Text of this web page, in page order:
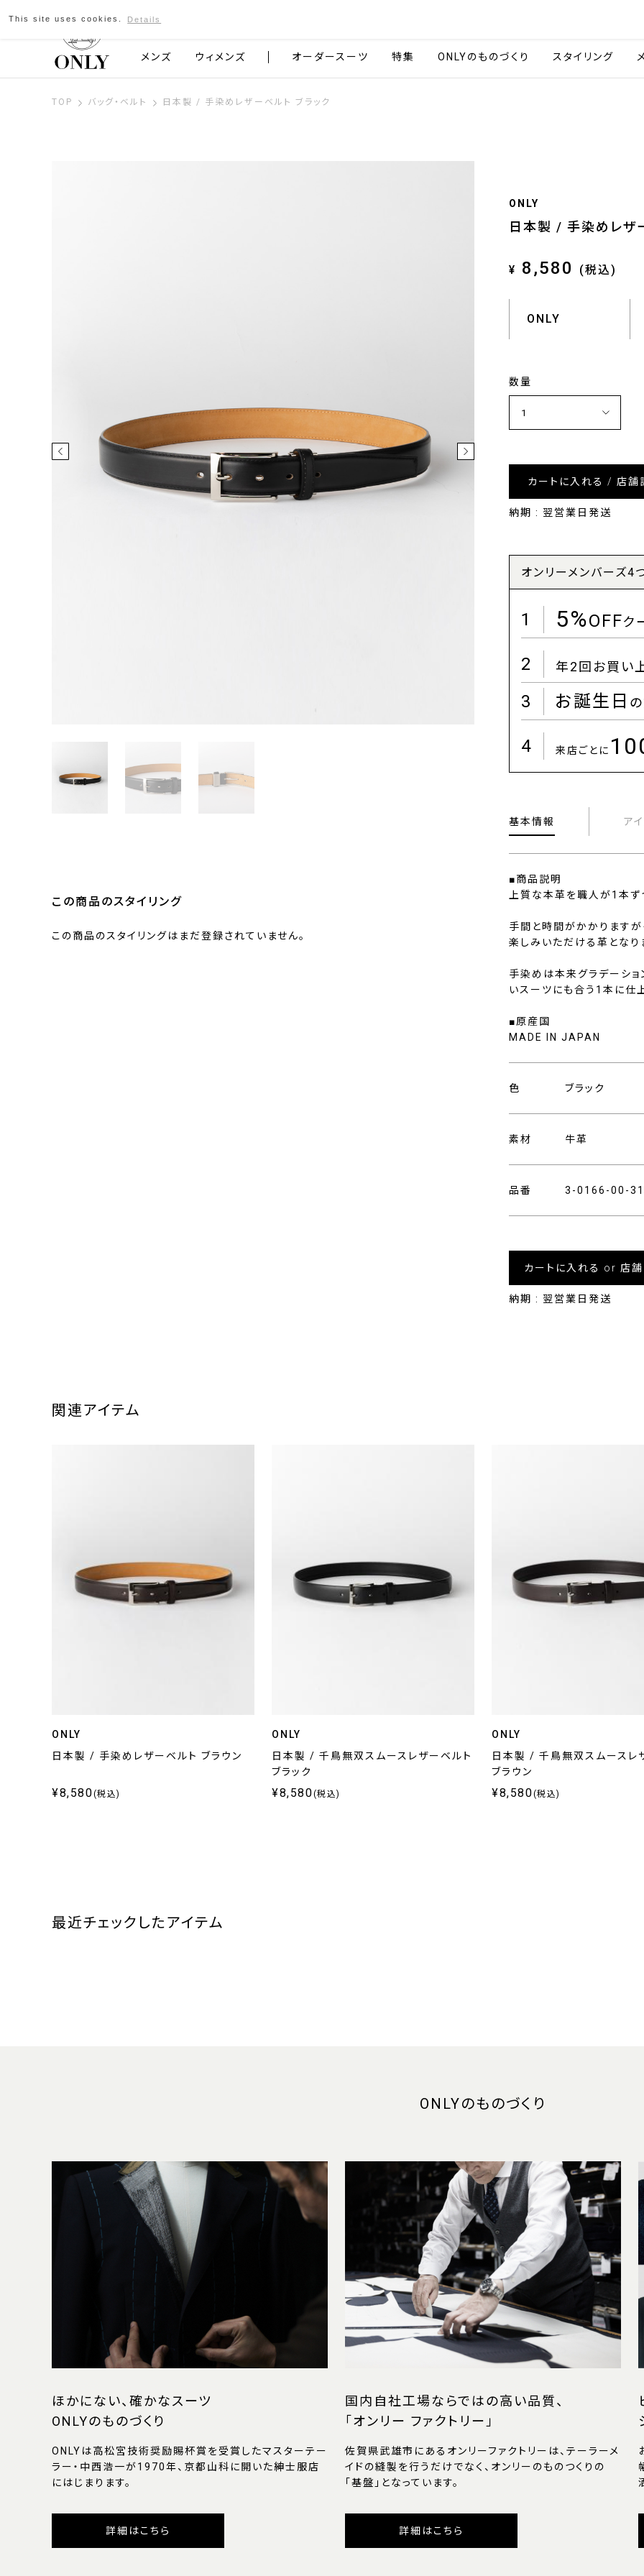
京都発のスーツブランド ONLY
メンズ ウィメンズ オーダースーツ 特集 ONLYのものづくり スタイリング
TOP バッグ・ベルト 日本製 / 手染めレザーベルト ブラック
ONLY
日本製 / 手染めレザ
¥ 8,580 (税込)
ONLY
数量
カートに入れる / 店舗
納期 : 翌営業日発送
オンリーメンバーズ4
1 5%OFFク
2 年2回お買い
3 お誕生日
4 来店ごとに
基本情報 ア
■商品説明
上質な本革を職人が1本ず
手間と時間がかかります
楽しみいただける革となり
手染めは本来グラデーショ
いスーツにも合う1本に仕
■原産国
MADE IN JAPAN
色 ブラック
素材 牛革
品番 3-0166-00-
カートに入れる or 店舗
納期 : 翌営業日発送
この商品のスタイリング
この商品のスタイリングはまだ登録されていません。
関連アイテム
ONLY
日本製 / 手染めレザーベルト ブラウン
¥8,580(税込)
ONLY
日本製 / 千鳥無双スムースレザーベルト
ブラック
¥8,580(税込)
ONLY
日本製 / 千鳥無双スムースレ
ブラウン
¥8,580(税込)
最近チェックしたアイテム
ONLYのものづくり
ほかにない、確かなスーツ
ONLYのものづくり
ONLYは高松宮技術奨励賜杯賞を受賞したマスターテー
ラー・中西浩一が1970年、京都山科に開いた紳士服店
にはじまります。
詳細はこちら
国内自社工場ならではの高い品質、
「オンリー ファクトリー」
佐賀県武雄市にあるオンリーファクトリーは、テーラーメ
イドの縫製を行うだけでなく、オンリーのものつくりの
「基盤」となっています。
詳細はこちら
This site uses cookies. Details